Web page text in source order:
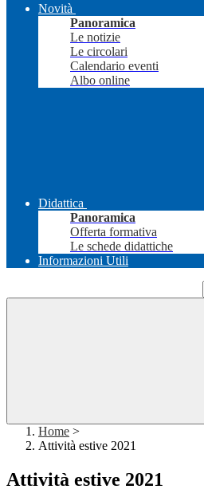
Novità
Panoramica
Le notizie
Le circolari
Calendario eventi
Albo online
Didattica
Panoramica
Offerta formativa
Le schede didattiche
Informazioni Utili
Home >
Attività estive 2021
Attività estive 2021